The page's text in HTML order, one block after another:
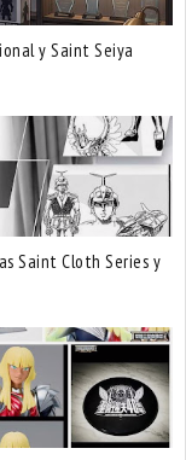
y Saint Seiya
Saint Cloth Series y